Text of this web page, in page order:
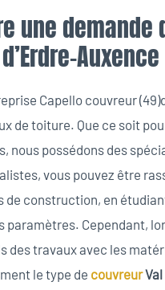
une
Auxence
Capello couvreur
de toiture. Que ce soit
nous possédons des
vous pouvez être
de construction, en
paramètres. Cependant,
des travaux avec les
le type de couvreurVal